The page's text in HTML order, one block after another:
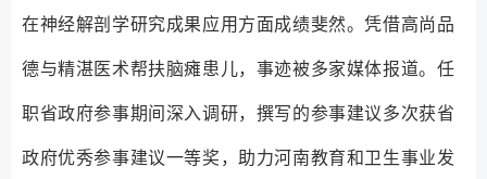
在神经解剖学研究成果应用方面成绩斐然。凭借高尚品
德与精湛医术帮扶脑瘫患儿，事迹被多家媒体报道。任
职省政府参事期间深入调研，撰写的参事建议多次获省
政府优秀参事建议一等奖，助力河南教育和卫生事业发